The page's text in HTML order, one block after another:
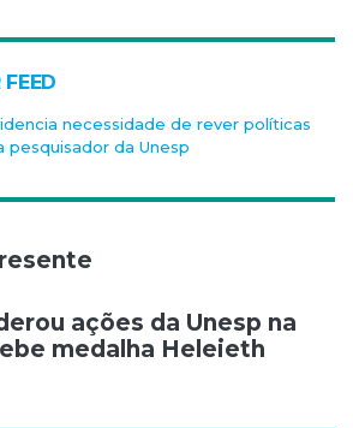
necessidade de rever políticas
pesquisador da Unesp
de Post
ações da Unesp na
medalha Heleieth